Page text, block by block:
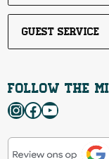
Guest service
Follow the
Instagram
Facebook
YouTube